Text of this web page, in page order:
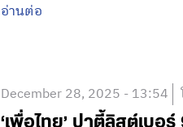
อ่านต่อ
December 28, 2025 - 13:54
‘เพื่อไทย’ ปาตี้ลิสต์เบอ